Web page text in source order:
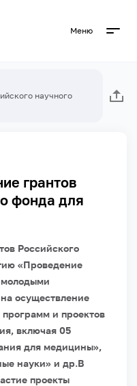
Меню
научного
грантов
фонда для
Российского
«Проведение
осуществление
и проектов
включая 05
для медицины»,
науки» и др.В
проекты